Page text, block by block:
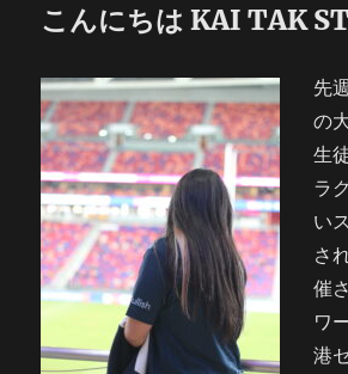
こんにちは KAI TAK
先
の
生
ラ
い
さ
催
ワ
港